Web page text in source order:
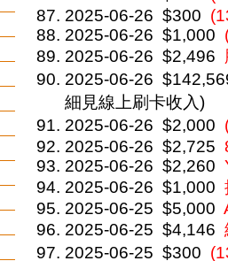
2025-06-26 $300
2025-06-26 $1,000
2025-06-26 $2,496
2025-06-26
細見線上刷卡收入)
2025-06-26 $2,000
2025-06-26 $2,725
2025-06-26 $2,260
2025-06-26 $1,000
2025-06-25 $5,000
2025-06-25 $4,146
2025-06-25 $300